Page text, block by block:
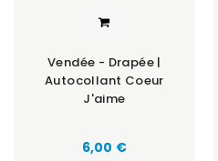
Vendée - Drapée |
Autocollant Coeur
J'aime
Prix
6,00 €